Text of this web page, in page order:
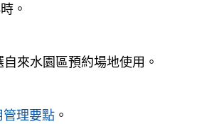
。
自來水園區預約場地使用。
管理要點 。